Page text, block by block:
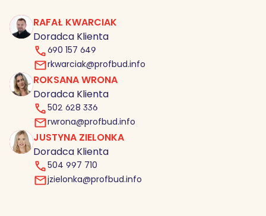
RK
RAFAŁ KWARCIAK
Doradca Klienta
690 157 649
rkwarciak@profbud.info
RW ROKSANA WRONA
Doradca Klienta
502 628 336
rwrona@profbud.info
JZ
JUSTYNA ZIELONKA
Doradca Klienta
504 997 710
jzielonka@profbud.info